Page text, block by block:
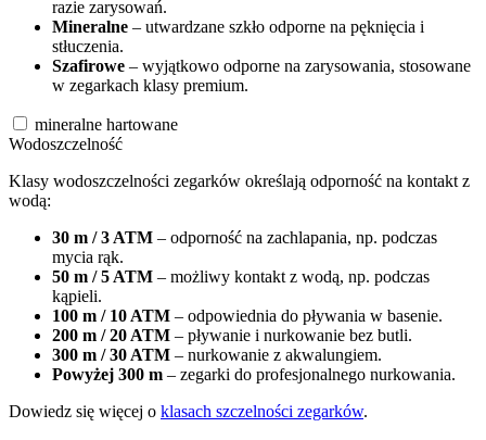
razie zarysowań.
Mineralne – utwardzane szkło odporne na pęknięcia i
stłuczenia.
Szafirowe – wyjątkowo odporne na zarysowania, stosowane
w zegarkach klasy premium.
mineralne hartowane
Wodoszczelność
Klasy wodoszczelności zegarków określają odporność na kontakt z
wodą:
30 m / 3 ATM – odporność na zachlapania, np. podczas
mycia rąk.
50 m / 5 ATM – możliwy kontakt z wodą, np. podczas
kąpieli.
100 m / 10 ATM – odpowiednia do pływania w basenie.
200 m / 20 ATM – pływanie i nurkowanie bez butli.
300 m / 30 ATM – nurkowanie z akwalungiem.
Powyżej 300 m – zegarki do profesjonalnego nurkowania.
Dowiedz się więcej o klasach szczelności zegarków.